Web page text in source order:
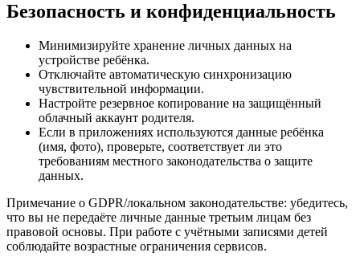
Безопасность и конфиденциальность
Минимизируйте хранение личных данных на
устройстве ребёнка.
Отключайте автоматическую синхронизацию
чувствительной информации.
Настройте резервное копирование на защищённый
облачный аккаунт родителя.
Если в приложениях используются данные ребёнка
(имя, фото), проверьте, соответствует ли это
требованиям местного законодательства о защите
данных.
Примечание о GDPR/локальном законодательстве: убедитесь,
что вы не передаёте личные данные третьим лицам без
правовой основы. При работе с учётными записями детей
соблюдайте возрастные ограничения сервисов.